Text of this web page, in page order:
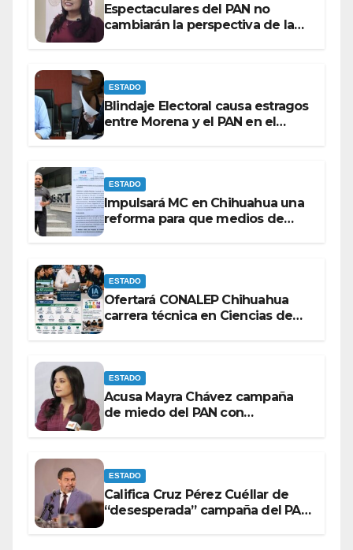
Espectaculares del PAN no
cambiarán la perspectiva de la
ESTADO
Blindaje Electoral causa estragos
entre Morena y el PAN en el
ESTADO
Impulsará MC en Chihuahua una
reforma para que medios de
ESTADO
Ofertará CONALEP Chihuahua
carrera técnica en Ciencias de
ESTADO
Acusa Mayra Chávez campaña
de miedo del PAN con
ESTADO
Califica Cruz Pérez Cuéllar de
“desesperada” campaña del PAN